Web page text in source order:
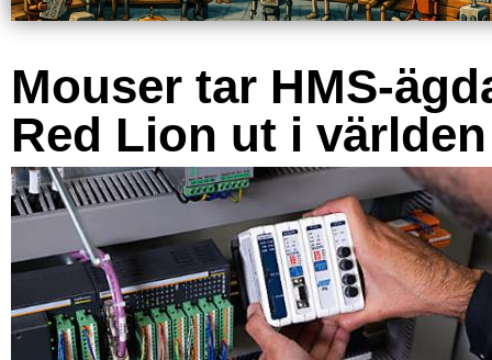
Mouser tar HMS-
Red Lion ut i världen